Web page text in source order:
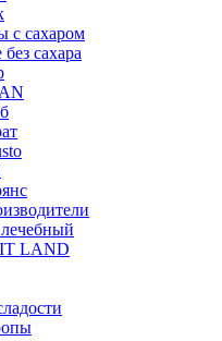
с сахаром
сахара
LAND